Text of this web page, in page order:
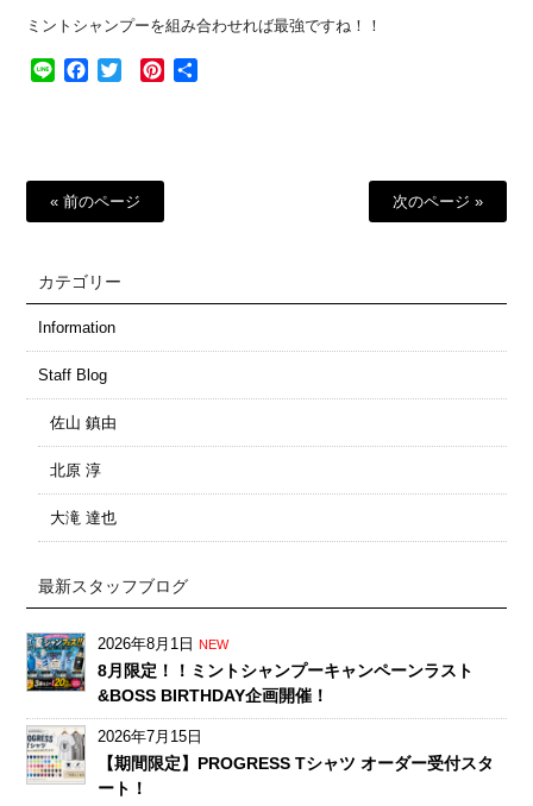
ミントシャンプーを組み合わせれば最強ですね！！
Line Facebook
Twitter Pinterest
« 前のページ 次のページ »
カテゴリー
Information
Staff Blog
佐山 鎮由
北原 淳
大滝 達也
最新スタッフブログ
2026年8月1日 NEW
8月限定！！ミントシャンプーキャンペーンラスト
&BOSS BIRTHDAY企画開催！
2026年7月15日
【期間限定】PROGRESS Tシャツ オーダー受付スタ
ート！